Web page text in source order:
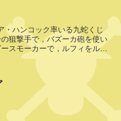
狙撃手で，バズーカ砲を使い
スモーカーで，ルフィをルス